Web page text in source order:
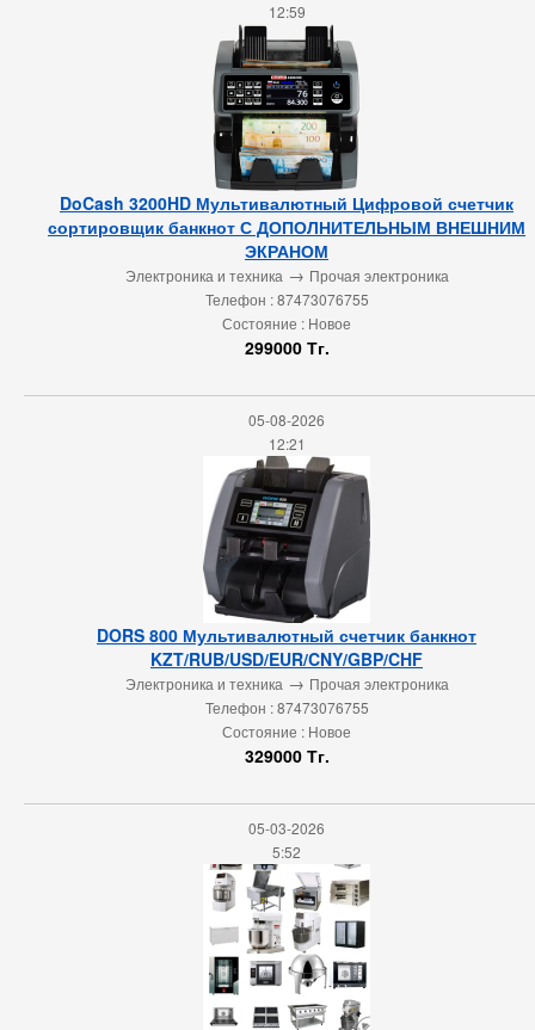
12:59
DoCash 3200HD Мультивалютный Цифровой счетчик
сортировщик банкнот С ДОПОЛНИТЕЛЬНЫМ ВНЕШНИМ
ЭКРАНОМ
Электроника и техника→ Прочая электроника
Телефон : 87473076755
Состояние : Новое
299000 Тг.
05-08-2026
12:21
DORS 800 Мультивалютный счетчик банкнот
KZT/RUB/USD/EUR/CNY/GBP/CHF
Электроника и техника→ Прочая электроника
Телефон : 87473076755
Состояние : Новое
329000 Тг.
05-03-2026
5:52